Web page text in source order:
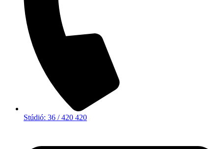
Stúdió: 36 / 420 420